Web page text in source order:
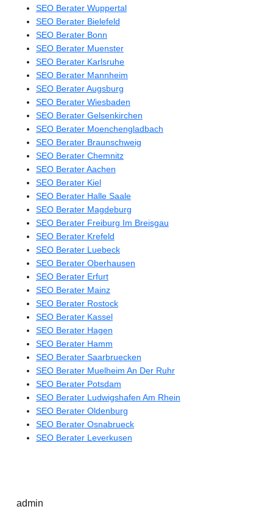
SEO Berater Wuppertal
SEO Berater Bielefeld
SEO Berater Bonn
SEO Berater Muenster
SEO Berater Karlsruhe
SEO Berater Mannheim
SEO Berater Augsburg
SEO Berater Wiesbaden
SEO Berater Gelsenkirchen
SEO Berater Moenchengladbach
SEO Berater Braunschweig
SEO Berater Chemnitz
SEO Berater Aachen
SEO Berater Kiel
SEO Berater Halle Saale
SEO Berater Magdeburg
SEO Berater Freiburg Im Breisgau
SEO Berater Krefeld
SEO Berater Luebeck
SEO Berater Oberhausen
SEO Berater Erfurt
SEO Berater Mainz
SEO Berater Rostock
SEO Berater Kassel
SEO Berater Hagen
SEO Berater Hamm
SEO Berater Saarbruecken
SEO Berater Muelheim An Der Ruhr
SEO Berater Potsdam
SEO Berater Ludwigshafen Am Rhein
SEO Berater Oldenburg
SEO Berater Osnabrueck
SEO Berater Leverkusen
admin